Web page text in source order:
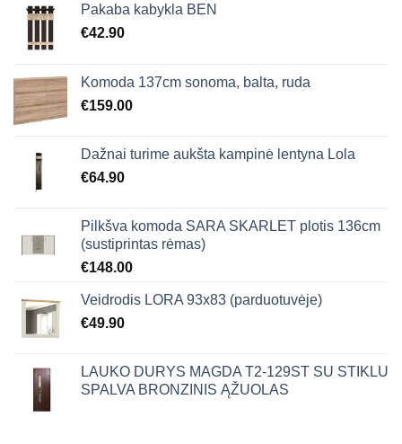
Pakaba kabykla BEN
€42.90
Komoda 137cm sonoma, balta, ruda
€159.00
Dažnai turime aukšta kampinė lentyna Lola
€64.90
Pilkšva komoda SARA SKARLET plotis 136cm
(sustiprintas rėmas)
€148.00
Veidrodis LORA 93x83 (parduotuvėje)
€49.90
LAUKO DURYS MAGDA T2-129ST SU STIKLU
SPALVA BRONZINIS ĄŽUOLAS